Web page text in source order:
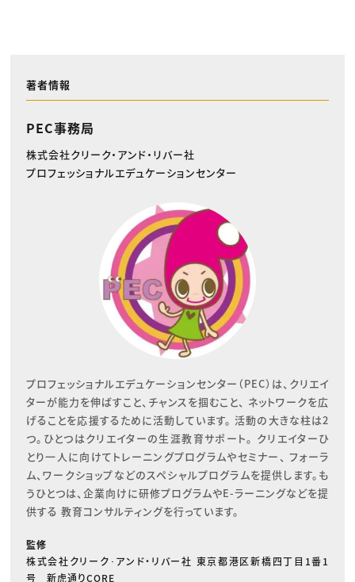
著者情報
PEC事務局
株式会社クリーク・アンド・リバー社
プロフェッショナルエデュケーションセンター
プロフェッショナルエデュケーションセンター（PEC）は、クリエイ
ターが能力を伸ばすこと、チャンスを掴むこと、 ネットワークを広
げることを応援するために活動しています。 活動の大きな柱は2
つ。ひとつはクリエイターの生涯教育サポート。 クリエイターひ
とり一人に向けてトレーニングプログラムやセミナー、 フォーラ
ム、ワークショップなどのスペシャルプログラムを提供します。も
うひとつは、企業向けに研修プログラムやE-ラーニングなどを提
供する 教育コンサルティングを行っています。
監修
株式会社クリーク･アンド・リバー社 東京都港区新橋四丁目1番1
号 新虎通りCORE